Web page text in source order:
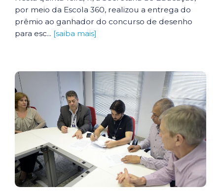
por meio da Escola 360, realizou a entrega do
prêmio ao ganhador do concurso de desenho
para esc... [saiba mais]